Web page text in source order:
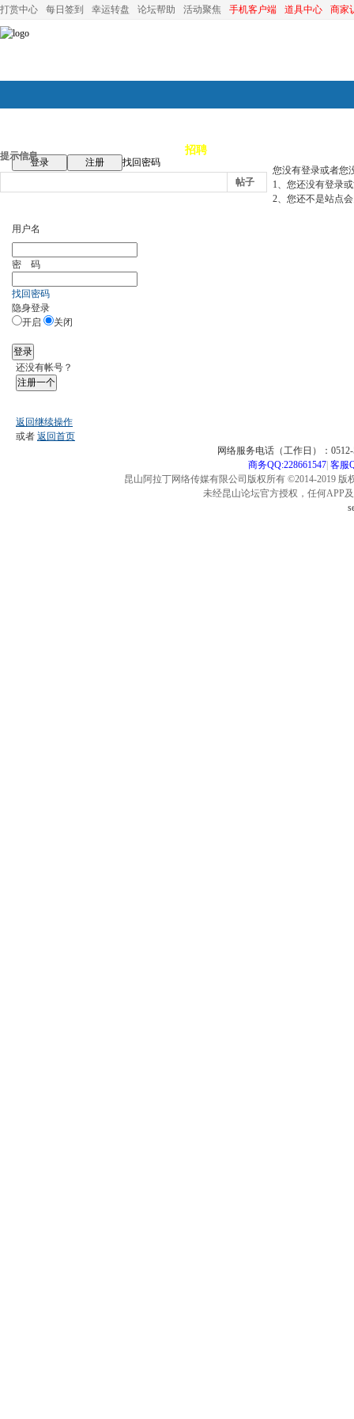
打赏中心 每日签到 幸运转盘 论坛帮助 活动聚焦 手机客户端 道具中心 商家
论坛首页 招聘
登录 注册
找回密码
帖子
提示信息
您没有登录或者您
1、您还没有登录
2、您还不是站点
用户名
密 码
找回密码
隐身登录
开启
关闭
登录
还没有帐号？
注册一个
返回继续操作
或者 返回首页
网络服务电话（工作日）：
商务QQ:228661547| 客服
昆山阿拉丁网络传媒有限公司版权所有 ©2014-2019
未经昆山论坛官方授权，任何APP